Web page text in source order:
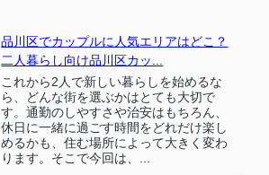
品川区でカップルに人気エリアはどこ？
二人暮らし向け品川区カッ...
これから2人で新しい暮らしを始めるな
ら、どんな街を選ぶかはとても大切で
す。通勤のしやすさや治安はもちろん、
休日に一緒に過ごす時間をどれだけ楽し
めるかも、住む場所によって大きく変わ
ります。そこで今回は、...